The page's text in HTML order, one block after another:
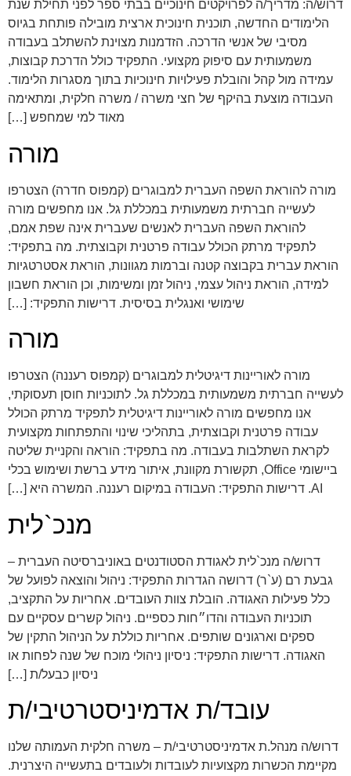
דרוש/ה: מדריך/ה לפרויקטים חינוכיים בבתי ספר לפני תחילת שנת
הלימודים החדשה, תוכנית חינוכית ארצית מובילה פותחת בגיוס
מסיבי של אנשי הדרכה. הזדמנות מצוינת להשתלב בעבודה
משמעותית עם סיפוק מקצועי. התפקיד כולל הדרכת קבוצות,
עמידה מול קהל והובלת פעילויות חינוכיות בתוך מסגרות הלימוד.
העבודה מוצעת בהיקף של חצי משרה / משרה חלקית, ומתאימה
מאוד למי שמחפש […]
מורה
מורה להוראת השפה העברית למבוגרים (קמפוס חדרה) הצטרפו
לעשייה חברתית משמעותית במכללת גל. אנו מחפשים מורה
להוראת השפה העברית לאנשים שעברית אינה שפת אמם,
לתפקיד מרתק הכולל עבודה פרטנית וקבוצתית. מה בתפקיד:
הוראת עברית בקבוצה קטנה וברמות מגוונות, הוראת אסטרטגיות
למידה, הוראת ניהול עצמי, ניהול זמן ומשימות, וכן הוראת חשבון
שימושי ואנגלית בסיסית. דרישות התפקיד: […]
מורה
מורה לאוריינות דיגיטלית למבוגרים (קמפוס רעננה) הצטרפו
לעשייה חברתית משמעותית במכללת גל. לתוכניות חוסן תעסוקתי,
אנו מחפשים מורה לאוריינות דיגיטלית לתפקיד מרתק הכולל
עבודה פרטנית וקבוצתית, בתהליכי שינוי והתפתחות מקצועית
לקראת השתלבות בעבודה. מה בתפקיד: הוראה והקניית שליטה
ביישומי Office, תקשורת מקוונת, איתור מידע ברשת ושימוש בכלי
AI. דרישות התפקיד: העבודה במיקום רעננה. המשרה היא […]
מנכ`לית
דרוש/ה מנכ`לית לאגודת הסטודנטים באוניברסיטה העברית –
גבעת רם (ע`ר) דרושה הגדרות התפקיד: ניהול והוצאה לפועל של
כלל פעילות האגודה. הובלת צוות העובדים. אחריות על התקציב,
תוכניות העבודה והדו״חות כספיים. ניהול קשרים עסקיים עם
ספקים וארגונים שותפים. אחריות כוללת על הניהול התקין של
האגודה. דרישות התפקיד: ניסיון ניהולי מוכח של שנה לפחות או
ניסיון כבעל/ת […]
עובד/ת אדמיניסטרטיבי/ת
דרוש/ה מנהל.ת אדמיניסטרטיבי/ת – משרה חלקית העמותה שלנו
מקיימת הכשרות מקצועיות לעובדות ולעובדים בתעשייה היצרנית.